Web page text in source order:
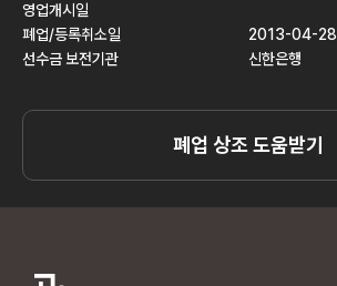
영업개시일
폐업/등록취소일
2013-04-28
선수금 보전기관
신한은행
폐업 상조 도움받기